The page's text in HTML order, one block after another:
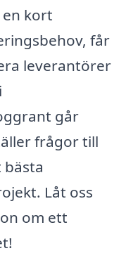
kort
får
leverantörer
går
frågor till
Låt oss
om ett